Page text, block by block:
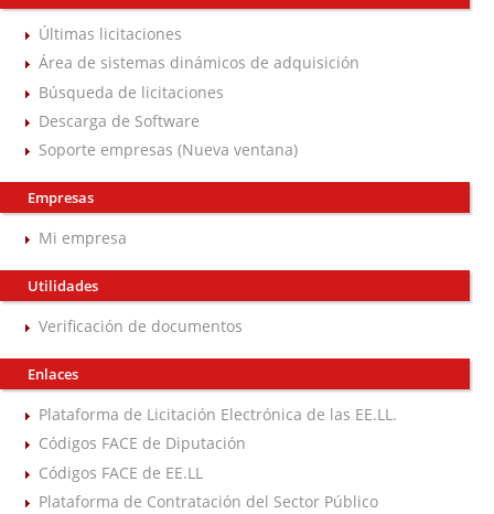
Últimas licitaciones
Área de sistemas dinámicos de adquisición
Búsqueda de licitaciones
Descarga de Software
Soporte empresas (Nueva ventana)
Empresas
Mi empresa
Utilidades
Verificación de documentos
Enlaces
Plataforma de Licitación Electrónica de las EE.LL.
Códigos FACE de Diputación
Códigos FACE de EE.LL
Plataforma de Contratación del Sector Público